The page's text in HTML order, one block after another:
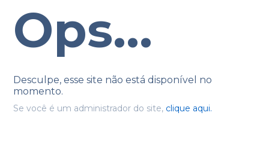
Ops...
Desculpe, esse site não está disponível no
momento.
Se você é um administrador do site, clique aqui.